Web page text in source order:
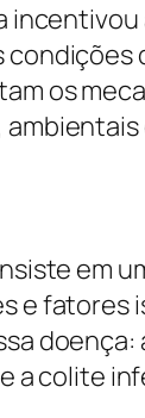
condições
os
em
e fatores
a colite